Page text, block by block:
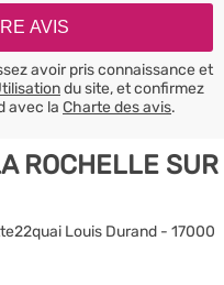
avoir pris connaissance et
du site, et confirmez
avec la Charte des avis.
ROCHELLE SUR
Louis Durand - 17000